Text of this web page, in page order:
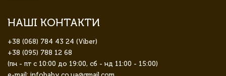
НАШІ КОНТАКТИ
+38 (068) 784 43 24 (Viber)
+38 (095) 788 12 68
(пн - пт с 10:00 до 19:00, сб - нд 11:00 - 15:00)